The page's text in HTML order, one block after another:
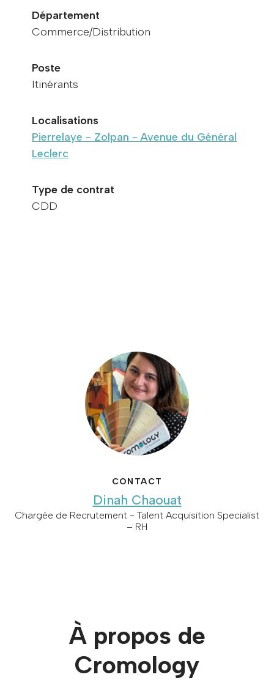
Département
Commerce/Distribution
Poste
Itinérants
Localisations
Pierrelaye - Zolpan - Avenue du Général
Leclerc
Type de contrat
CDD
CONTACT
Dinah Chaouat
Chargée de Recrutement - Talent Acquisition Specialist
– RH
À propos de
Cromology